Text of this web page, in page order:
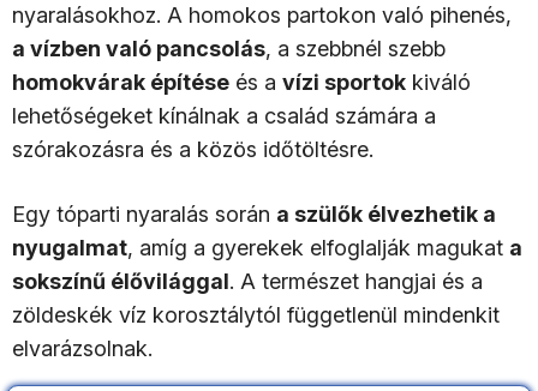
nyaralásokhoz. A homokos partokon való pihenés,
a vízben való pancsolás, a szebbnél szebb
homokvárak építése és a vízi sportok kiváló
lehetőségeket kínálnak a család számára a
szórakozásra és a közös időtöltésre.
Egy tóparti nyaralás során a szülők élvezhetik a
nyugalmat, amíg a gyerekek elfoglalják magukat a
sokszínű élővilággal. A természet hangjai és a
zöldeskék víz korosztálytól függetlenül mindenkit
elvarázsolnak.